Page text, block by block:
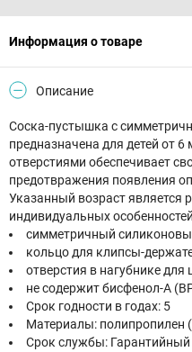
Информация о товаре
Описание
Соска-пустышка с
предназначена для детей от
отверстиями обеспечивает
предотвражения появления
Указанный возраст является
индивидуальных
симметричный
кольцо для клипсы-
отверстия в нагубнике для
не содержит бисфенол-А
Срок годности в годах: 5
Материалы: полипропилен
Срок службы: